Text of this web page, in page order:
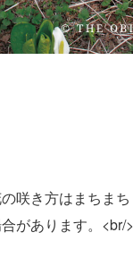
咲き方はまちまち
があります。<br/>